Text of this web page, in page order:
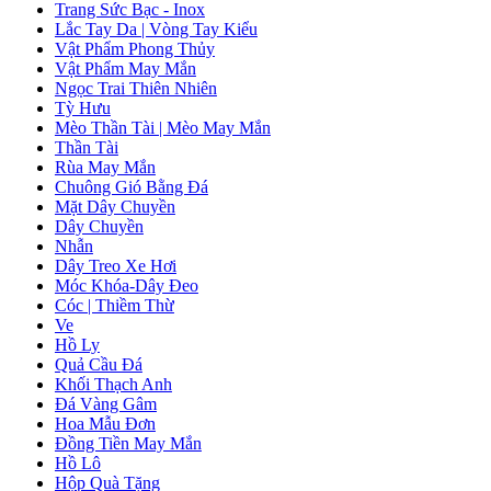
Trang Sức Bạc - Inox
Lắc Tay Da | Vòng Tay Kiểu
Vật Phẩm Phong Thủy
Vật Phẩm May Mắn
Ngọc Trai Thiên Nhiên
Tỳ Hưu
Mèo Thần Tài | Mèo May Mắn
Thần Tài
Rùa May Mắn
Chuông Gió Bằng Đá
Mặt Dây Chuyền
Dây Chuyền
Nhẫn
Dây Treo Xe Hơi
Móc Khóa-Dây Đeo
Cóc | Thiềm Thừ
Ve
Hồ Ly
Quả Cầu Đá
Khối Thạch Anh
Đá Vàng Gâm
Hoa Mẫu Đơn
Đồng Tiền May Mắn
Hồ Lô
Hộp Quà Tặng